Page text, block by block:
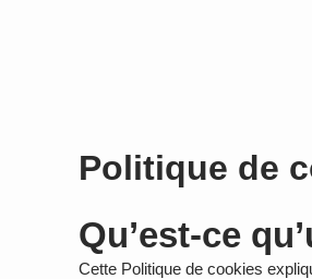
Politique de
Qu’est-ce
Cette Politique de cookies